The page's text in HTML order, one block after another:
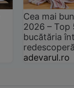
Cea mai
2026 –
bucătăria
adevarul.ro